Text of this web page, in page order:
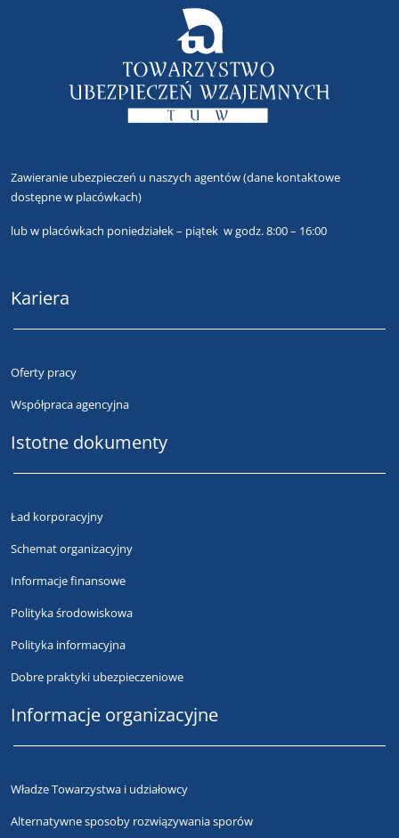
Zawieranie ubezpieczeń u naszych agentów(dane kontaktowe
dostępne w placówkach)
lubw placówkach poniedziałek – piątek w godz. 8:00 – 16:00
Kariera
Oferty pracy
Współpraca agencyjna
Istotne dokumenty
Ład korporacyjny
Schemat organizacyjny
Informacje finansowe
Polityka środowiskowa
Polityka informacyjna
Dobre praktyki ubezpieczeniowe
Informacje organizacyjne
Władze Towarzystwa i udziałowcy
Alternatywne sposoby rozwiązywania sporów